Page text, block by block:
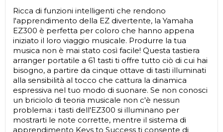
Ricca di funzioni intelligenti che rendono
l'apprendimento della EZ divertente, la Yamaha
EZ300 è perfetta per coloro che hanno appena
iniziato il loro viaggio musicale. Produrre la tua
musica non è mai stato così facile! Questa tastiera
arranger portatile a 61 tasti ti offre tutto ciò di cui hai
bisogno, a partire da cinque ottave di tasti illuminati
alla sensibilità al tocco che cattura la dinamica
espressiva nel tuo modo di suonare. Se non conosci
un briciolo di teoria musicale non c'è nessun
problema: i tasti dell'EZ300 si illuminano per
mostrarti le note corrette, mentre il sistema di
apprendimento Keys to Success ti consente di